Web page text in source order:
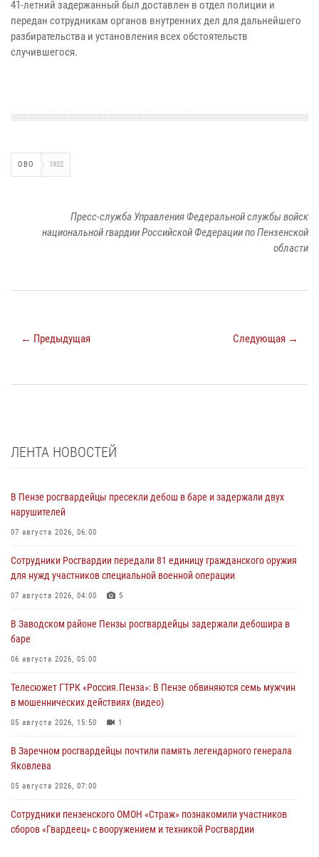
41-летний задержанный был доставлен в отдел полиции и
передан сотрудникам органов внутренних дел для дальнейшего
разбирательства и установления всех обстоятельств
случившегося.
ОВО 1932
Пресс-служба Управления Федеральной службы войск
национальной гвардии Российской Федерации по Пензенской
области
← Предыдущая Следующая →
ЛЕНТА НОВОСТЕЙ
В Пензе росгвардейцы пресекли дебош в баре и задержали двух
нарушителей
07 августа 2026, 06:00
Сотрудники Росгвардии передали 81 единицу гражданского оружия
для нужд участников специальной военной операции
07 августа 2026, 04:00 5
В Заводском районе Пензы росгвардейцы задержали дебошира в
баре
06 августа 2026, 05:00
Телесюжет ГТРК «Россия.Пенза»: В Пензе обвиняются семь мужчин
в мошеннических действиях (видео)
05 августа 2026, 15:50 1
В Заречном росгвардейцы почтили память легендарного генерала
Яковлева
05 августа 2026, 07:00
Сотрудники пензенского ОМОН «Страж» познакомили участников
сборов «Гвардеец» с вооружением и техникой Росгвардии